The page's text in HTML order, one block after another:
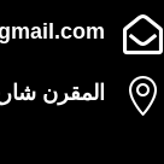

 المقرن